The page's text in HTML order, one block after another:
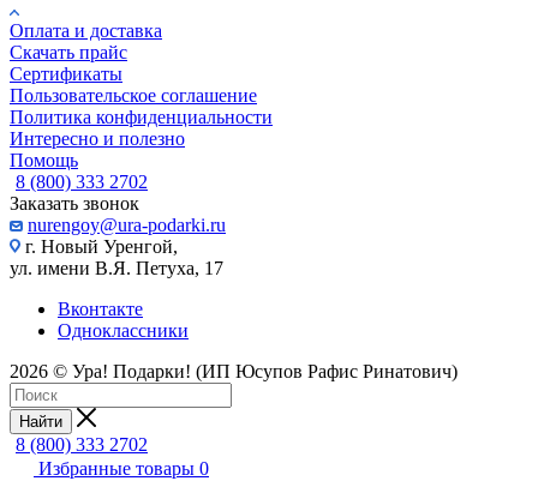
Оплата и доставка
Скачать прайс
Сертификаты
Пользовательское соглашение
Политика конфиденциальности
Интересно и полезно
Помощь
8 (800) 333 2702
Заказать звонок
nurengoy@ura-podarki.ru
г. Новый Уренгой,
ул. имени В.Я. Петуха, 17
Вконтакте
Одноклассники
2026 © Ура! Подарки! (ИП Юсупов Рафис Ринатович)
Найти
8 (800) 333 2702
Избранные товары 0